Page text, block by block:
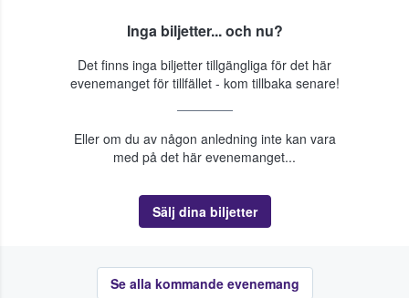
Inga biljetter... och nu?
Det finns inga biljetter tillgängliga för det här
evenemanget för tillfället - kom tillbaka senare!
Eller om du av någon anledning inte kan vara
med på det här evenemanget...
Sälj dina biljetter
Se alla kommande evenemang